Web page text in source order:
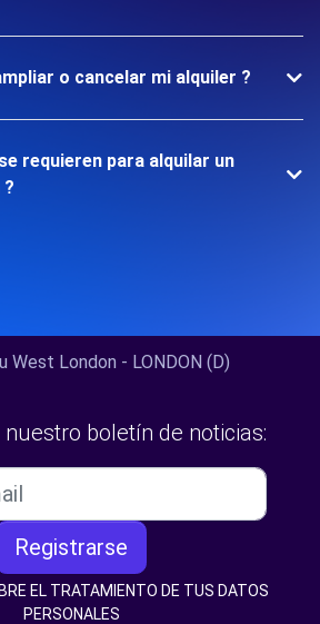
o cancelar mi alquiler ?
requieren para alquilar un
West London - LONDON (D)
boletín de noticias:
Registrarse
EL TRATAMIENTO DE TUS DATOS
PERSONALES